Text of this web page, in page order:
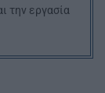
την εργασία